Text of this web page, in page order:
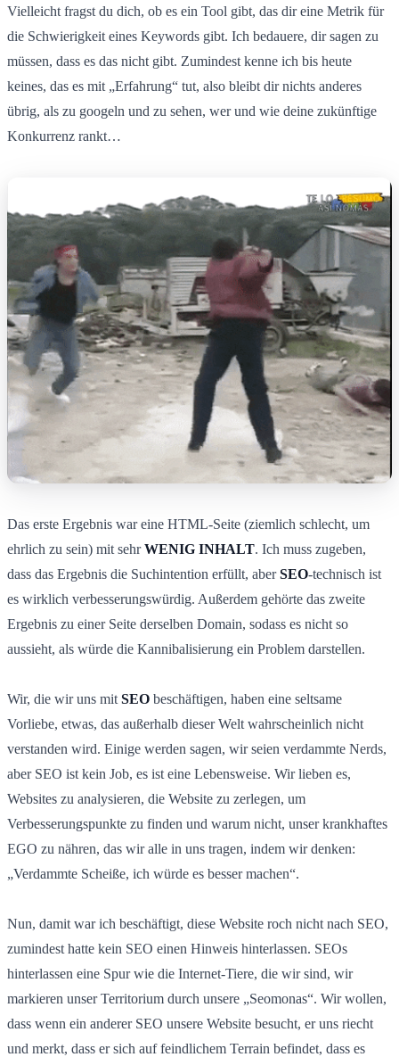
Vielleicht fragst du dich, ob es ein Tool gibt, das dir eine Metrik für
die Schwierigkeit eines Keywords gibt. Ich bedauere, dir sagen zu
müssen, dass es das nicht gibt. Zumindest kenne ich bis heute
keines, das es mit „Erfahrung“ tut, also bleibt dir nichts anderes
übrig, als zu googeln und zu sehen, wer und wie deine zukünftige
Konkurrenz rankt…
Das erste Ergebnis war eine HTML-Seite (ziemlich schlecht, um
ehrlich zu sein) mit sehrWENIG INHALT. Ich muss zugeben,
dass das Ergebnis die Suchintention erfüllt, aberSEO-technisch ist
es wirklich verbesserungswürdig. Außerdem gehörte das zweite
Ergebnis zu einer Seite derselben Domain, sodass es nicht so
aussieht, als würde die Kannibalisierung ein Problem darstellen.
Wir, die wir uns mit SEO beschäftigen, haben eine seltsame
Vorliebe, etwas, das außerhalb dieser Welt wahrscheinlich nicht
verstanden wird. Einige werden sagen, wir seien verdammte Nerds,
aber SEO ist kein Job, es ist eine Lebensweise. Wir lieben es,
Websites zu analysieren, die Website zu zerlegen, um
Verbesserungspunkte zu finden und warum nicht, unser krankhaftes
EGO zu nähren, das wir alle in uns tragen, indem wir denken:
„Verdammte Scheiße, ich würde es besser machen“.
Nun, damit war ich beschäftigt, diese Website roch nicht nach SEO,
zumindest hatte kein SEO einen Hinweis hinterlassen. SEOs
hinterlassen eine Spur wie die Internet-Tiere, die wir sind, wir
markieren unser Territorium durch unsere „Seomonas“. Wir wollen,
dass wenn ein anderer SEO unsere Website besucht, er uns riecht
und merkt, dass er sich auf feindlichem Terrain befindet, dass es